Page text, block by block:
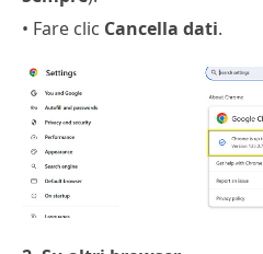
• Fare clic Cancella dati.